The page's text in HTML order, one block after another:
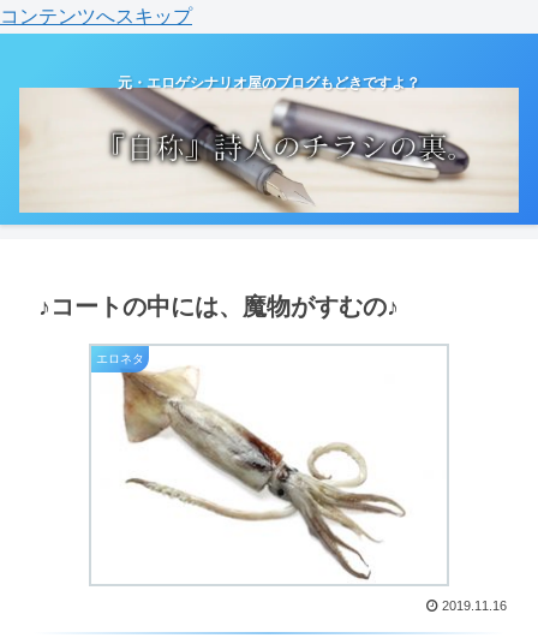
コンテンツへスキップ
元・エロゲシナリオ屋のブログもどきですよ？
♪コートの中には、魔物がすむの♪
エロネタ
2019.11.16